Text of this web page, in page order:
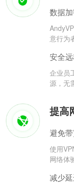
数据
意行为
安全
企业员
源，无
提高
避免
使用
网络体
减少